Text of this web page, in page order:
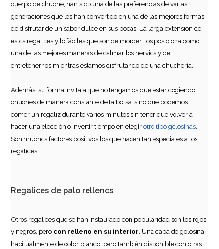
cuerpo de chuche, han sido una de las preferencias de varias
generaciones que los han convertido en una de las mejores formas
de disfrutar de un sabor dulce en sus bocas. La larga extensión de
estos regalices y lo fáciles que son de morder, los posiciona como
una de las mejores maneras de calmar los nervios y de
entretenernos mientras estamos disfrutando de una chuchería.
Además, su forma invita a que no tengamos que estar cogiendo
chuches de manera constante de la bolsa, sino que podemos
comer un regaliz durante varios minutos sin tener que volver a
hacer una elección o invertir tiempo en elegirotro tipogolosinas
Son muchos factores positivos los que hacen tan especiales a los
regalices.
Regalices de palo rellenos
Otros regalices que se han instaurado con popularidad son los rojos
y negros, pero con relleno en su interior . Una capa de golosina
habitualmente de color blanco, pero también disponible con otras